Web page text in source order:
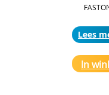
Lees
In